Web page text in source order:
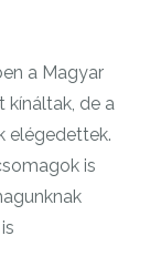
a Magyar
kínáltak, de a
elégedettek.
is